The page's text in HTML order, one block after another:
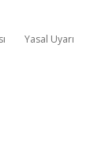
Yasal Uyarı